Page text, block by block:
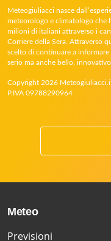
Meteogiuliacci nasce
meteorologo e climatologo che
milioni di italiani attraverso i
Corriere della Sera. Attraverso
scelto di continuare a
serio ma anche bello, innovativo
Copyright 2026
P.IVA 09788290964
Meteo
Previsioni